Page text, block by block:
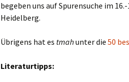
begeben uns auf Spurensuche im
Heidelberg.
Übrigens hat es tmahunter die 50
Literaturtipps: